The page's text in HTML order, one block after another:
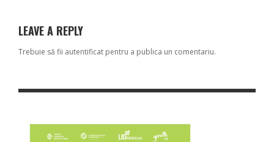
LEAVE A REPLY
Trebuie să fii autentificat pentru a publica un comentariu.